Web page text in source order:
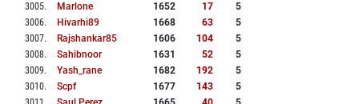
3005. Marlone 1652 17
5
3006. Hivarhi89 1668 63
5
3007. Rajshankar85 1606 104
5
3008. Sahibnoor 1631 52
5
3009. Yash_rane 1682 192
5
3010. Scpf 1677 143
5